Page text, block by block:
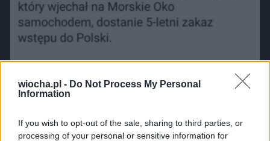
wiocha.pl - Do Not Process My Personal
Information
If you wish to opt-out of the sale, sharing to third parties, or
processing of your personal or sensitive information for